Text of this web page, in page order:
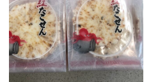
コ
２
袋）
個